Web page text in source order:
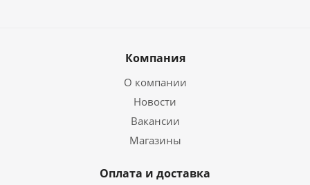
Компания
О компании
Новости
Вакансии
Магазины
Оплата и доставка